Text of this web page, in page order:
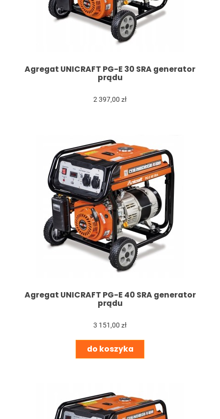
Agregat UNICRAFT PG-E 30 SRA generator
prądu
2 397,00 zł
Agregat UNICRAFT PG-E 40 SRA generator
prądu
3 151,00 zł
do koszyka